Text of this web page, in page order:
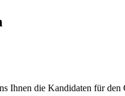
Ihnen die Kandidaten für den